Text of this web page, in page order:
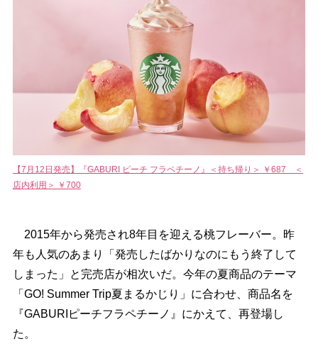
【7月12日発売】『GABURI ピーチ フラペチーノ』＜持ち帰り＞ ￥687 ＜
店内利用＞ ￥700
2015年から発売され8年目を迎える桃フレーバー。昨
年も人気のあまり「発売したばかりなのにもう終了して
しまった」と完売店が相次いだ。今年の夏商品のテーマ
「GO! Summer Trip夏まるかじり」に合わせ、商品名を
『GABURIピーチフラペチーノ』にかえて、再登場し
た。